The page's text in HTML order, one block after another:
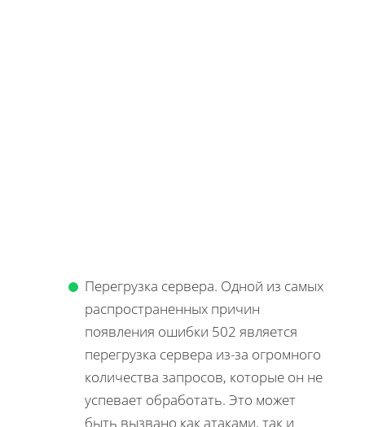
Перегрузка сервера. Одной из самых
распространенных причин
появления ошибки 502 является
перегрузка сервера из-за огромного
количества запросов, которые он не
успевает обработать. Это может
быть вызвано как атаками, так и